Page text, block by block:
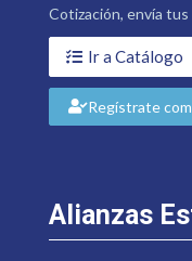
Cotización, envía
Ir a Catálogo
Regístrate
Alianzas